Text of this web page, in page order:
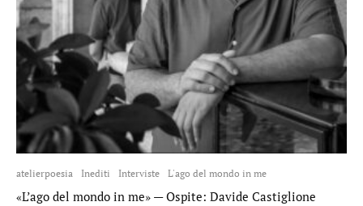
atelierpoesia Inediti Interviste L'ago del mondo in me
«L’ago del mondo in me» — Ospite: Davide Castiglione